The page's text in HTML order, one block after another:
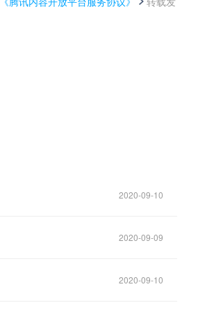
2020-09-10
2020-09-09
2020-09-10